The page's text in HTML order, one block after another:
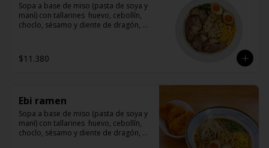
Sopa a base de miso (pasta de soya y
maní) con tallarines  huevo, cebollín,
choclo, sésamo y diente de dragón,
$11.380
Ebi ramen
Sopa a base de miso (pasta de soya y
maní) con tallarines  huevo, cebollín,
choclo, sésamo y diente de dragón,